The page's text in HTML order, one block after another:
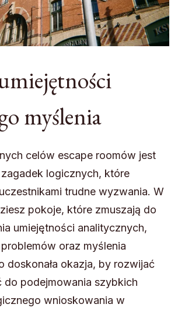
myślenia
celów escape roomów jest
logicznych, które
trudne wyzwania. W
pokoje, które zmuszają do
umiejętności analitycznych,
oraz myślenia
doskonała okazja, by rozwijać
do podejmowania szybkich
wnioskowania w